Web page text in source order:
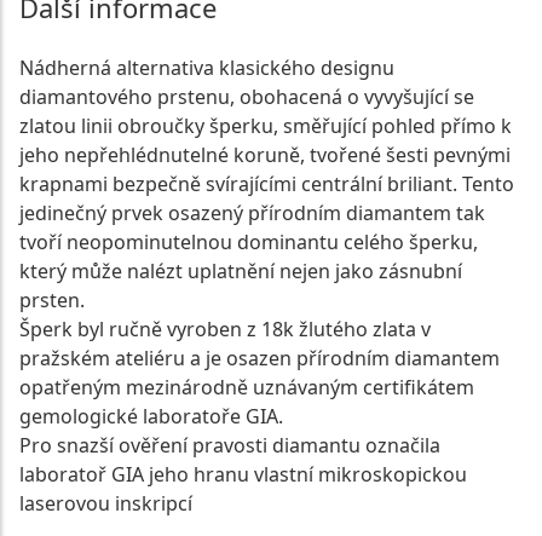
Další informace
Nádherná alternativa klasického designu
diamantového prstenu, obohacená o vyvyšující se
zlatou linii obroučky šperku, směřující pohled přímo k
jeho nepřehlédnutelné koruně, tvořené šesti pevnými
krapnami bezpečně svírajícími centrální briliant. Tento
jedinečný prvek osazený přírodním diamantem tak
tvoří neopominutelnou dominantu celého šperku,
který může nalézt uplatnění nejen jako zásnubní
prsten.
Šperk byl ručně vyroben z 18k žlutého zlata v
pražském ateliéru a je osazen přírodním diamantem
opatřeným mezinárodně uznávaným certifikátem
gemologické laboratoře GIA.
Pro snazší ověření pravosti diamantu označila
laboratoř GIA jeho hranu vlastní mikroskopickou
laserovou inskripcí